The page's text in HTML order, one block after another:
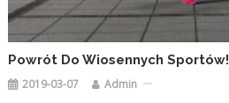
Powrót Do Wiosennych Sportów!
2019-03-07 Admin